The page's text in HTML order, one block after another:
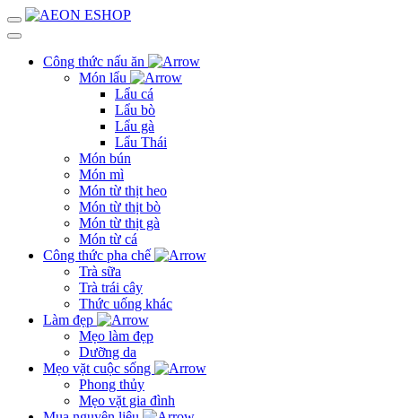
Công thức nấu ăn
Món lẩu
Lẩu cá
Lẩu bò
Lẩu gà
Lẩu Thái
Món bún
Món mì
Món từ thịt heo
Món từ thịt bò
Món từ thịt gà
Món từ cá
Công thức pha chế
Trà sữa
Trà trái cây
Thức uống khác
Làm đẹp
Mẹo làm đẹp
Dưỡng da
Mẹo vặt cuộc sống
Phong thủy
Mẹo vặt gia đình